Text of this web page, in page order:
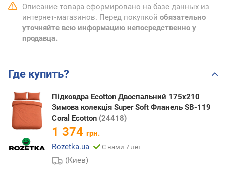
Описание товара сформировано на базе данных из
интернет-магазинов. Перед покупкой обязательно
уточняйте всю информацию непосредственно у
продавца.
Где купить?
Підковдра Ecotton Двоспальний 175х210
Зимова колекція Super Soft Фланель SB-119
Coral Ecotton (24418)
1 374 грн.
Rozetka.ua
С нами 7 лет
(Киев)